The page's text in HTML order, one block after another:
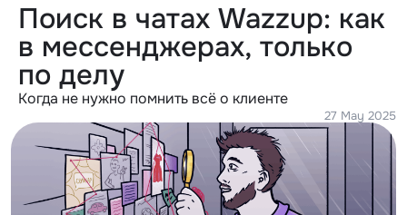
Поиск в чатах Wazzup: как
в мессенджерах, только
по делу
Когда не нужно помнить всё о клиенте
27 May 2025